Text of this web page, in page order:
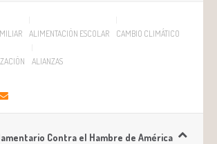
ALIMENTACIÓN ESCOLAR CAMBIO CLIMÁTICO
ALIANZAS
Contra el Hambre de América